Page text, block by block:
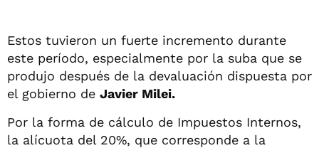
Estos tuvieron un fuerte incremento durante
este período, especialmente por la suba que se
produjo después de la devaluación dispuesta por
el gobierno de Javier Milei.
Por la forma de cálculo de Impuestos Internos,
la alícuota del 20%, que corresponde a la